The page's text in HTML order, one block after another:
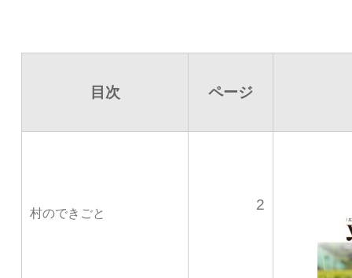
目次 ページ
村のできごと
2